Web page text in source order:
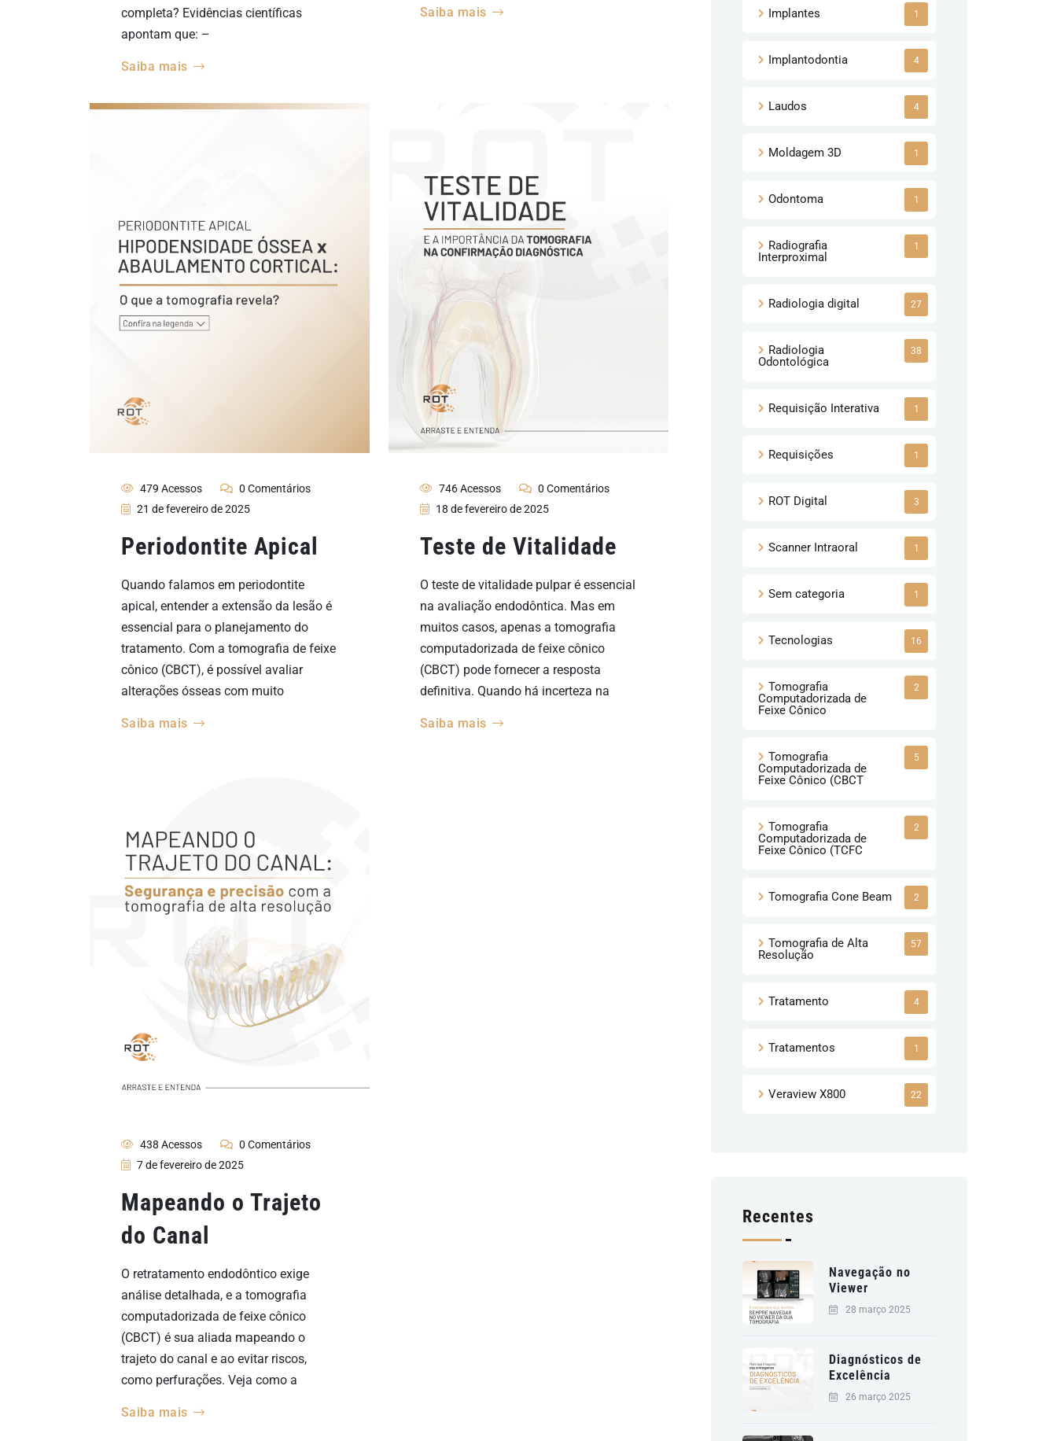
completa? Evidências científicas
apontam que: –
Saiba mais
Saiba mais
479 Acessos
0 Comentários
21 de fevereiro de 2025
Periodontite Apical
Quando falamos em periodontite
apical, entender a extensão da lesão é
essencial para o planejamento do
tratamento. Com a tomografia de feixe
cônico (CBCT), é possível avaliar
alterações ósseas com muito
Saiba mais
746 Acessos
0 Comentários
18 de fevereiro de 2025
Teste de Vitalidade
O teste de vitalidade pulpar é essencial
na avaliação endodôntica. Mas em
muitos casos, apenas a tomografia
computadorizada de feixe cônico
(CBCT) pode fornecer a resposta
definitiva. Quando há incerteza na
Saiba mais
438 Acessos
0 Comentários
7 de fevereiro de 2025
Mapeando o Trajeto
do Canal
O retratamento endodôntico exige
análise detalhada, e a tomografia
computadorizada de feixe cônico
(CBCT) é sua aliada mapeando o
trajeto do canal e ao evitar riscos,
como perfurações. Veja como a
Saiba mais
Implantes 1
Implantodontia 4
Laudos 4
Moldagem 3D 1
Odontoma 1
Radiografia
Interproximal
1
Radiologia digital 27
Radiologia
Odontológica
38
Requisição Interativa 1
Requisições 1
ROT Digital 3
Scanner Intraoral 1
Sem categoria 1
Tecnologias 16
Tomografia
Computadorizada de
Feixe Cônico
2
Tomografia
Computadorizada de
Feixe Cônico (CBCT
5
Tomografia
Computadorizada de
Feixe Cônico (TCFC
2
Tomografia Cone Beam 2
Tomografia de Alta
Resolução
57
Tratamento 4
Tratamentos 1
Veraview X800 22
Recentes
Navegação no
Viewer
28 março 2025
Diagnósticos de
Excelência
26 março 2025